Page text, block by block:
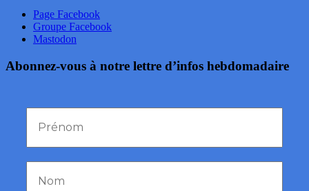
Page Facebook
Groupe Facebook
Mastodon
Abonnez-vous à notre lettre d’infos hebdomadaire